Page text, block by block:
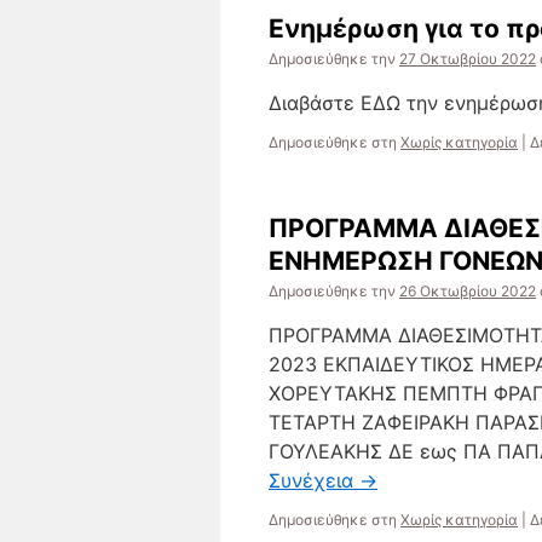
Ενημέρωση για το
Δημοσιεύθηκε την 27 Οκτωβρίου 2022
Διαβάστε ΕΔΩ την
Δημοσιεύθηκε στη Χωρίς κατηγορία
ΠΡΟΓΡΑΜΜΑ
ΕΝΗΜΕΡΩΣΗ
Δημοσιεύθηκε την 26 Οκτωβρίου 2022
ΠΡΟΓΡΑΜΜΑ
2023 ΕΚΠΑΙΔΕΥΤΙΚΟΣ
ΧΟΡΕΥΤΑΚΗΣ ΠΕΜΠΤΗ
ΤΕΤΑΡΤΗ ΖΑΦΕΙΡΑΚΗ
ΓΟΥΛΕΑΚΗΣ ΔΕ εως ΠΑ
Συνέχεια →
Δημοσιεύθηκε στη Χωρίς κατηγορία